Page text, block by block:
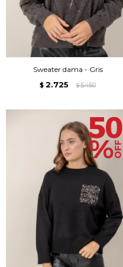
Sweater dama - Gris
$ 2.725 $ 5.450